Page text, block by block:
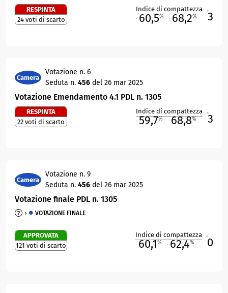
RESPINTA
24 voti di scarto
Indice di compattezza
60,5% 68,2% 3
Camera
Votazione n. 6
Seduta n. 456 del 26 mar 2025
Votazione Emendamento 4.1 PDL n. 1305
RESPINTA
22 voti di scarto
Indice di compattezza
59,7% 68,8% 3
Camera
Votazione n. 9
Seduta n. 456 del 26 mar 2025
Votazione finale PDL n. 1305
VOTAZIONE FINALE
APPROVATA
121 voti di scarto
Indice di compattezza
60,1% 62,4% 0